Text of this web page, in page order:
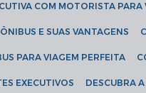
COM MOTORISTA
E SUAS VANTAGENS
PARA VIAGEM PERFEITA
EXECUTIVOS DESCUBRA